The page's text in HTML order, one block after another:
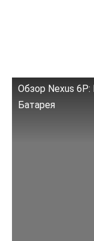
Обзор Nexus
Батарея